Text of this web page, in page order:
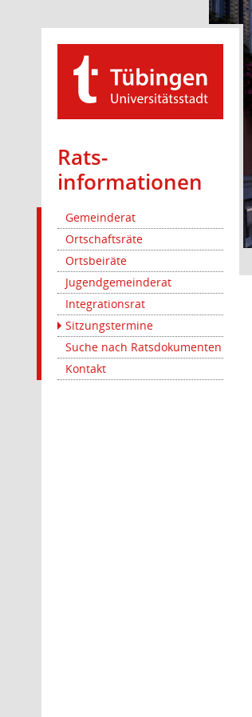
Rats­
informationen
Gemeinderat
Ortschaftsräte
Ortsbeiräte
Jugendgemeinderat
Integrationsrat
Sitzungstermine
Suche nach Ratsdokumenten
Kontakt